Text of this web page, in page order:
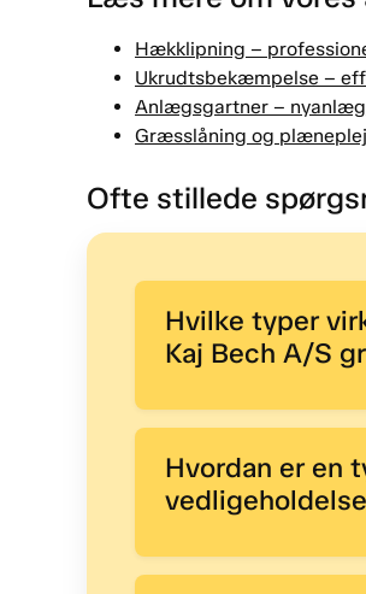
Hækklipning –
Ukrudtsbekæmpelse –
Anlægsgartner –
Græsslåning og
Ofte stillede
Hvilke typer
Kaj Bech A/S
Hvordan er en